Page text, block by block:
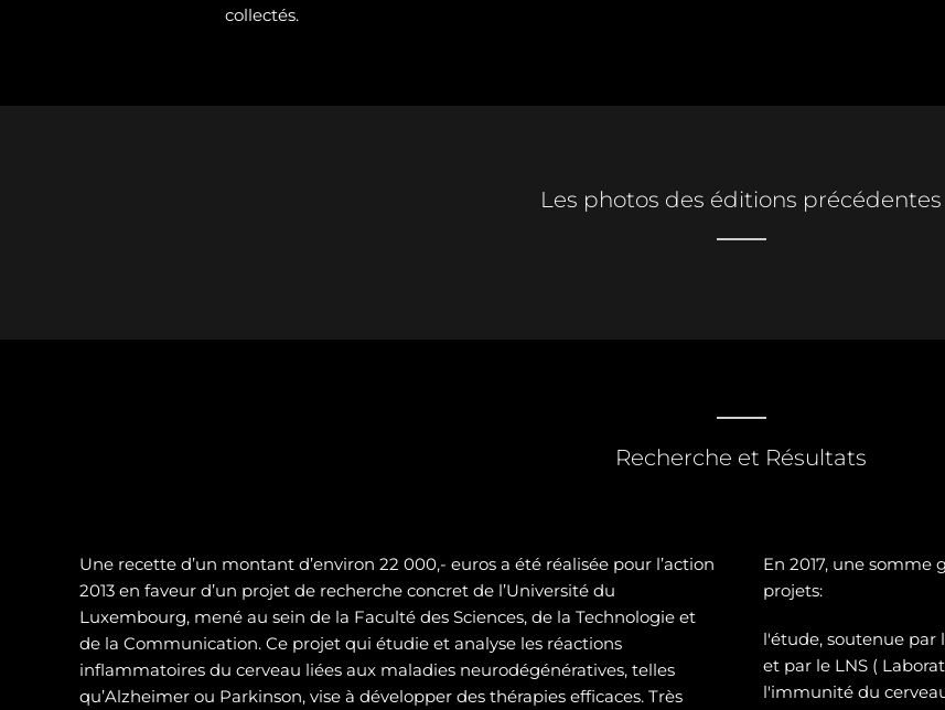
collectés.
Les photos des éditions précédentes
Recherche et Résultats
Une recette d’un montant d’environ 22 000,- euros a été réalisée pour l’action
2013 en faveur d’un projet de recherche concret de l’Université du
Luxembourg, mené au sein de la Faculté des Sciences, de la Technologie et
de la Communication. Ce projet qui étudie et analyse les réactions
inflammatoires du cerveau liées aux maladies neurodégénératives, telles
qu’Alzheimer ou Parkinson, vise à développer des thérapies efficaces. Très
En 2017, une
projets:
l'étude, soutenue par
et par le LNS (
l'immunité du